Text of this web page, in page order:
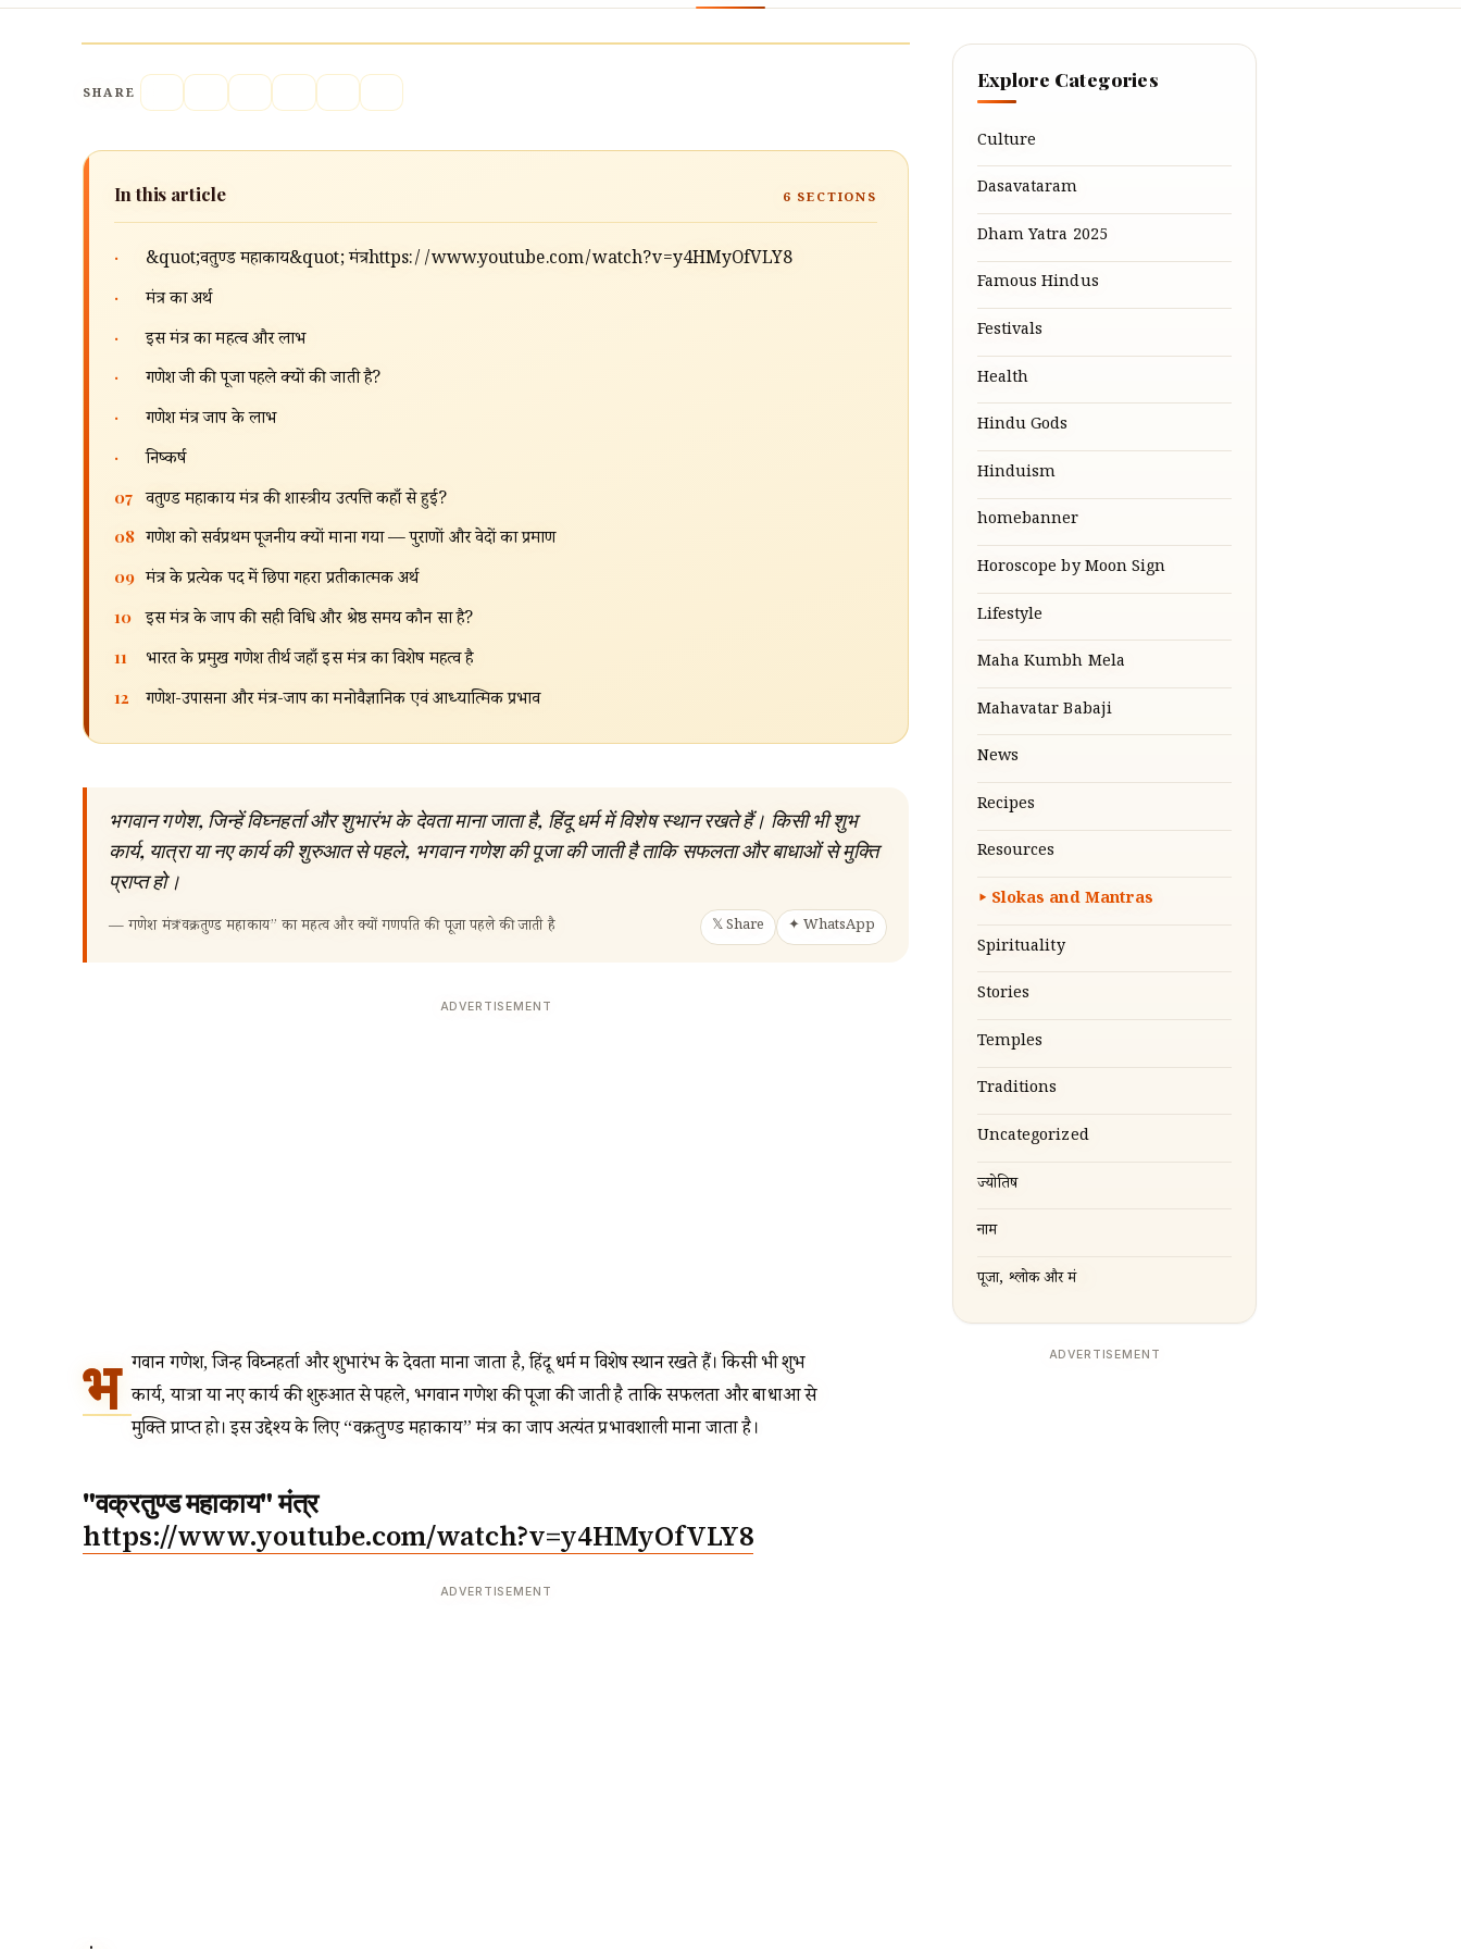
SHARE
In this article 6 SECTIONS
· &quot;वक्रतुण्ड महाकाय&quot; मंत्रhttps://www.youtube.com/watch?v=y4HMyOfVLY8
· मंत्र का अर्थ
· इस मंत्र का महत्व और लाभ
· गणेश जी की पूजा पहले क्यों की जाती है?
· गणेश मंत्र जाप के लाभ
· निष्कर्ष
07 वक्रतुण्ड महाकाय मंत्र की शास्त्रीय उत्पत्ति कहाँ से हुई?
08 गणेश को सर्वप्रथम पूजनीय क्यों माना गया — पुराणों और वेदों का प्रमाण
09 मंत्र के प्रत्येक पद में छिपा गहरा प्रतीकात्मक अर्थ
10 इस मंत्र के जाप की सही विधि और श्रेष्ठ समय कौन सा है?
11 भारत के प्रमुख गणेश तीर्थ जहाँ इस मंत्र का विशेष महत्व है
12 गणेश-उपासना और मंत्र-जाप का मनोवैज्ञानिक एवं आध्यात्मिक प्रभाव
भगवान गणेश, जिन्हें विघ्नहर्ता और शुभारंभ के देवता माना जाता है, हिंदू धर्म में विशेष स्थान रखते हैं। किसी भी शुभ
कार्य, यात्रा या नए कार्य की शुरुआत से पहले, भगवान गणेश की पूजा की जाती है ताकि सफलता और बाधाओं से मुक्ति
प्राप्त हो।
—गणेश मंत्र “वक्रतुण्ड महाकाय” का महत्व और क्यों गणपति की पूजा पहले की जाती है 𝕏 Share ✦ WhatsApp
ADVERTISEMENT
भ गवान गणेश, जिन्हें विघ्नहर्ता और शुभारंभ के देवता माना जाता है, हिंदू धर्म में विशेष स्थान रखते हैं। किसी भी शुभ
कार्य, यात्रा या नए कार्य की शुरुआत से पहले, भगवान गणेश की पूजा की जाती है ताकि सफलता और बाधाओं से
मुक्ति प्राप्त हो। इस उद्देश्य के लिए “वक्रतुण्ड महाकाय” मंत्र का जाप अत्यंत प्रभावशाली माना जाता है।
"वक्रतुण्ड महाकाय" मंत्र
https://www.youtube.com/watch?v=y4HMyOfVLY8
ADVERTISEMENT
Explore Categories
Culture
Dasavataram
Dham Yatra 2025
Famous Hindus
Festivals
Health
Hindu Gods
Hinduism
homebanner
Horoscope by Moon Sign
Lifestyle
Maha Kumbh Mela
Mahavatar Babaji
News
Recipes
Resources
Slokas and Mantras
Spirituality
Stories
Temples
Traditions
Uncategorized
ज्योतिष
नाम
पूजा, श्लोक और मंत्र
ADVERTISEMENT